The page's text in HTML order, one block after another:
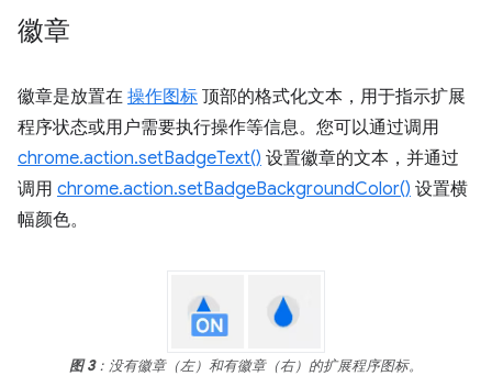
徽章
徽章是放置在 操作图标 顶部的格式化文本，用于指示扩展
程序状态或用户需要执行操作等信息。您可以通过调用
chrome.action.setBadgeText() 设置徽章的文本，并通过
调用 chrome.action.setBadgeBackgroundColor() 设置横
幅颜色。
图 3：没有徽章（左）和有徽章（右）的扩展程序图标。